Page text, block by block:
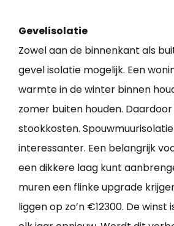
Gevelisolatie
Zowel aan de binnenkant als
gevel isolatie mogelijk. Een
warmte in de winter binnen
zomer buiten houden.
stookkosten.
interessanter. Een belangrijk
een dikkere laag kunt
muren een flinke upgrade
liggen op zo’n €12300. De